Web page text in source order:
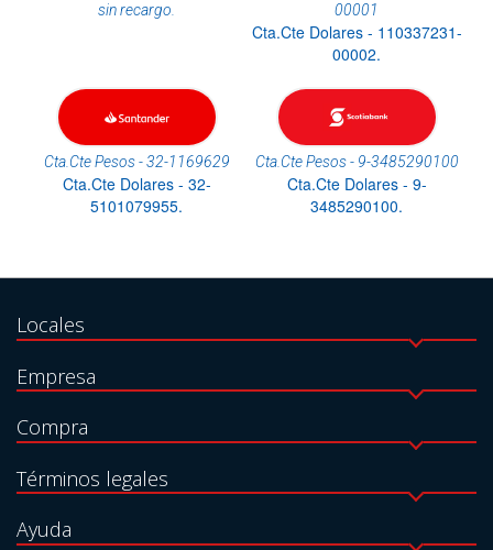
sin recargo.
00001
Cta.Cte Dolares - 110337231-
00002.
Cta.Cte Pesos - 32-1169629
Cta.Cte Dolares - 32-
5101079955.
Cta.Cte Pesos - 9-3485290100
Cta.Cte Dolares - 9-
3485290100.
Locales
Empresa
Compra
Términos legales
Ayuda